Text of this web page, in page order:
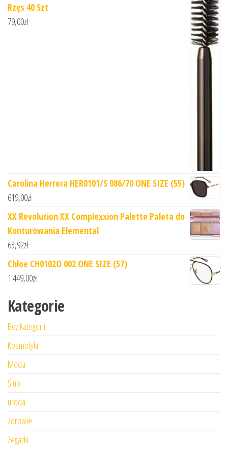
Rzęs 40 Szt
79,00zł
Carolina Herrera HER0101/S 086/70 ONE SIZE (55)
619,00zł
XX Revolution XX Complexxion Palette Paleta do
Konturowania Elemental
63,92zł
Chloe CH0102O 002 ONE SIZE (57)
1 449,00zł
Kategorie
Bez kategorii
Kosmetyki
Moda
Ślub
uroda
Zdrowie
Zegarki